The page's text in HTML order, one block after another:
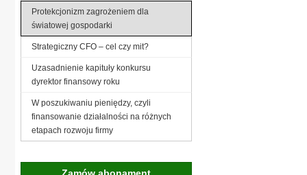
Protekcjonizm zagrożeniem dla
światowej gospodarki
Strategiczny CFO – cel czy mit?
Uzasadnienie kapituły konkursu
dyrektor finansowy roku
W poszukiwaniu pieniędzy, czyli
finansowanie działalności na różnych
etapach rozwoju firmy
Zamów abonament